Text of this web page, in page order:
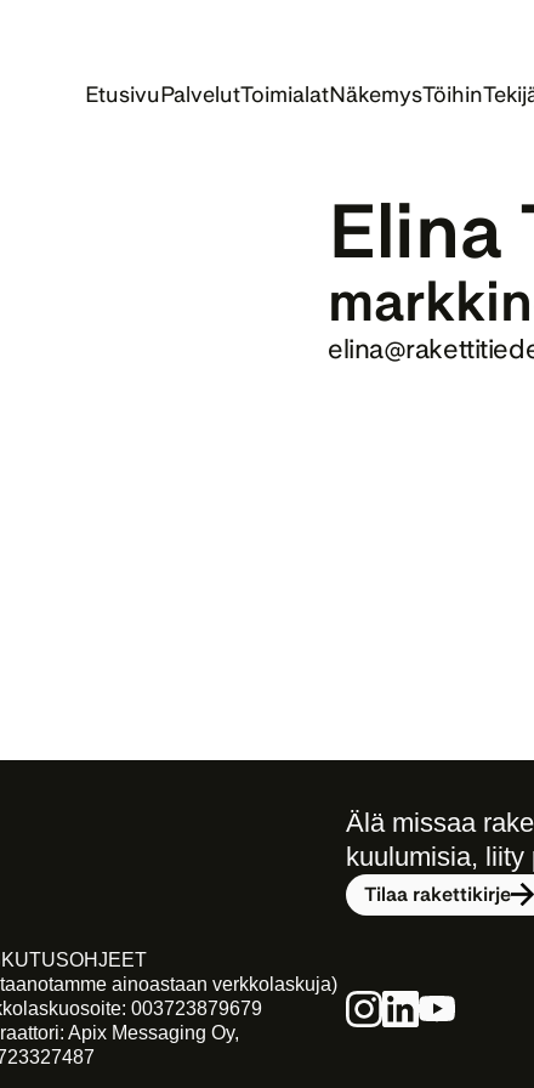
EtusivuPalvelutToimialatNäkemysTöihin
Elina
Älä missaa
kuulumisia, liity
Tilaa rakettikirje
ainoastaan verkkolaskuja)
003723879679
Apix Messaging Oy,